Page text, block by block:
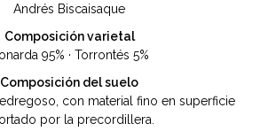
Andrés Biscaisaque
Composición varietal
95% · Torrontés 5%
Composición del suelo
con material fino en superficie
por la precordillera.